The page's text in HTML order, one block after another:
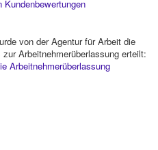
Kundenbewertungen
von der Agentur für Arbeit die
zur Arbeitnehmerüberlassung erteilt:
Arbeitnehmerüberlassung